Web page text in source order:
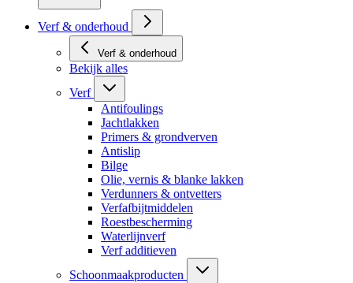
Verf & onderhoud
Verf & onderhoud
Bekijk alles
Verf
Antifoulings
Jachtlakken
Primers & grondverven
Antislip
Bilge
Olie, vernis & blanke lakken
Verdunners & ontvetters
Verfafbijtmiddelen
Roestbescherming
Waterlijnverf
Verf additieven
Schoonmaakproducten